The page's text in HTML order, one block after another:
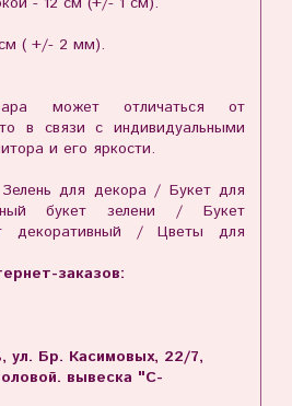
( +/- 2 мм).
может отличаться от
в связи с индивидуальными
и его яркости.
Зелень для декора / Букет для
букет зелени / Букет
декоративный / Цветы для
заказов:
ул. Бр. Касимовых, 22/7,
вывеска "С-